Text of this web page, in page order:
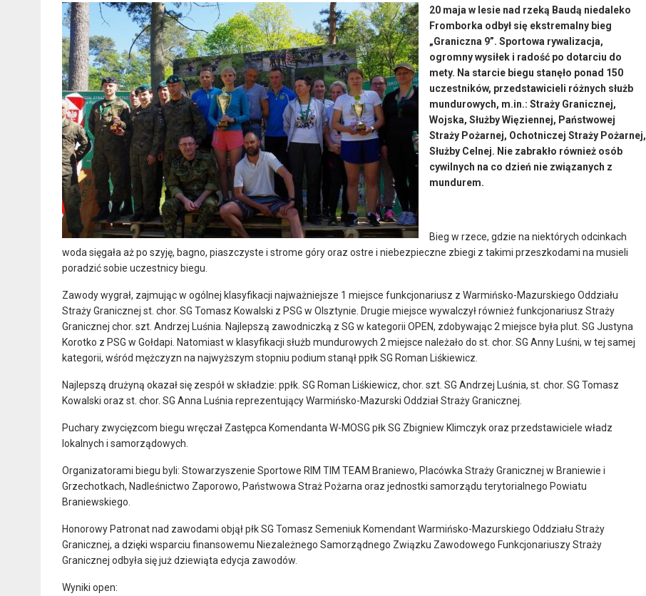
20 maja w lesie nad rzeką Baudą niedaleko
Fromborka odbył się ekstremalny bieg
„Graniczna 9”. Sportowa rywalizacja,
ogromny wysiłek i radość po dotarciu do
mety. Na starcie biegu stanęło ponad 150
uczestników, przedstawicieli różnych służb
mundurowych, m.in.: Straży Granicznej,
Wojska, Służby Więziennej, Państwowej
Straży Pożarnej, Ochotniczej Straży Pożarnej,
Służby Celnej. Nie zabrakło również osób
cywilnych na co dzień nie związanych z
mundurem.
Bieg w rzece, gdzie na niektórych odcinkach
woda sięgała aż po szyję, bagno, piaszczyste i strome góry oraz ostre i niebezpieczne zbiegi z takimi przeszkodami na musieli
poradzić sobie uczestnicy biegu.
Zawody wygrał, zajmując w ogólnej klasyfikacji najważniejsze 1 miejsce funkcjonariusz z Warmińsko-Mazurskiego Oddziału
Straży Granicznej st. chor. SG Tomasz Kowalski z PSG w Olsztynie. Drugie miejsce wywalczył również funkcjonariusz Straży
Granicznej chor. szt. Andrzej Luśnia. Najlepszą zawodniczką z SG w kategorii OPEN, zdobywając 2 miejsce była plut. SG Justyna
Korotko z PSG w Gołdapi. Natomiast w klasyfikacji służb mundurowych 2 miejsce należało do st. chor. SG Anny Luśni, w tej samej
kategorii, wśród mężczyzn na najwyższym stopniu podium stanął ppłk SG Roman Liśkiewicz.
Najlepszą drużyną okazał się zespół w składzie: ppłk. SG Roman Liśkiewicz, chor. szt. SG Andrzej Luśnia, st. chor. SG Tomasz
Kowalski oraz st. chor. SG Anna Luśnia reprezentujący Warmińsko-Mazurski Oddział Straży Granicznej.
Puchary zwycięzcom biegu wręczał Zastępca Komendanta W-MOSG płk SG Zbigniew Klimczyk oraz przedstawiciele władz
lokalnych i samorządowych.
Organizatorami biegu byli: Stowarzyszenie Sportowe RIM TIM TEAM Braniewo, Placówka Straży Granicznej w Braniewie i
Grzechotkach, Nadleśnictwo Zaporowo, Państwowa Straż Pożarna oraz jednostki samorządu terytorialnego Powiatu
Braniewskiego.
Honorowy Patronat nad zawodami objął płk SG Tomasz Semeniuk Komendant Warmińsko-Mazurskiego Oddziału Straży
Granicznej, a dzięki wsparciu finansowemu Niezależnego Samorządnego Związku Zawodowego Funkcjonariuszy Straży
Granicznej odbyła się już dziewiąta edycja zawodów.
Wyniki open: